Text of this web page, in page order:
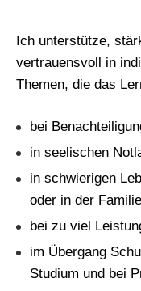
Ich unterstütze,
vertrauensvoll in
Themen, die das
bei
in seelischen
in schwierigen
oder in der Familie
bei zu viel
im Übergang
Studium und bei